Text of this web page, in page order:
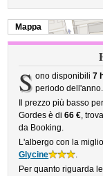
Mappa
S ono disponibili 7
periodo dell'anno.
Il prezzo più basso
Gordes è di66 €,
da Booking.
L'albergo con la
Glycine
.
Per quanto riguarda